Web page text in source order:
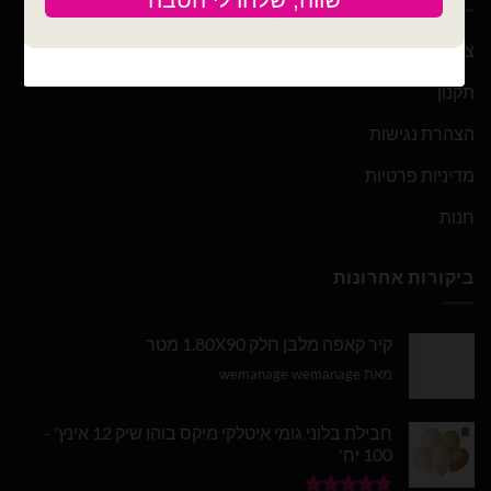
צור קשר
תקנון
הצהרת נגישות
מדיניות פרטיות
חנות
ביקורות אחרונות
קיר קאפה מלבן חלק 1.80X90 מטר
מאת wemanage wemanage
חבילת בלוני גומי איטלקי מיקס בוהו שיק 12 אינץ' -
100 יח'